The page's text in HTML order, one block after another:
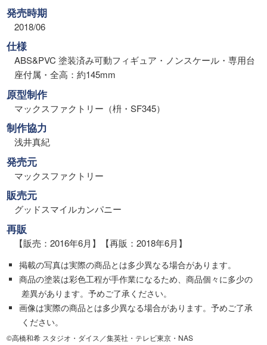
発売時期
2018/06
仕様
ABS&PVC 塗装済み可動フィギュア・ノンスケール・専用台
座付属・全高：約145mm
原型制作
マックスファクトリー（枡・SF345）
制作協力
浅井真紀
発売元
マックスファクトリー
販売元
グッドスマイルカンパニー
再販
【販売：2016年6月】【再販：2018年6月】
掲載の写真は実際の商品とは多少異なる場合があります。
商品の塗装は彩色工程が手作業になるため、商品個々に多少の
差異があります。予めご了承ください。
画像は実際の商品とは多少異なる場合があります。予めご了承
ください。
©高橋和希 スタジオ・ダイス／集英社・テレビ東京・NAS